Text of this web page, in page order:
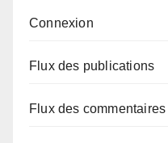
Connexion
Flux des publications
Flux des commentaires